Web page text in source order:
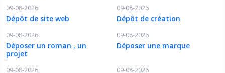
09-08-2026
Dépôt de site web
09-08-2026
Dépôt de création
09-08-2026
Déposer un roman , un
projet
09-08-2026
Déposer une marque
09-08-2026 09-08-2026